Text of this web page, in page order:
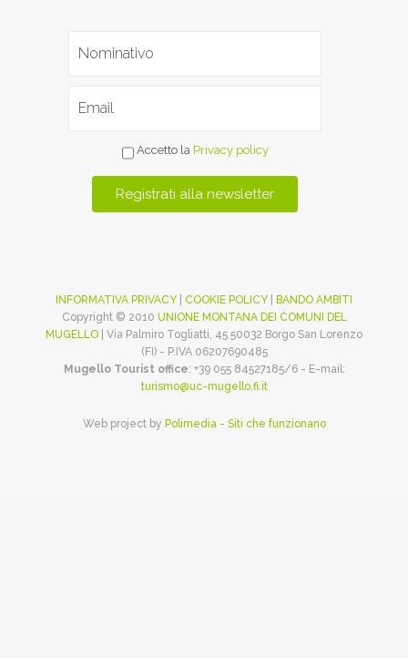
Accetto la Privacy policy
INFORMATIVA PRIVACY COOKIE POLICY
BANDO AMBITI
Copyright © 2010 UNIONE MONTANA DEI COMUNI DEL
MUGELLO | Via Palmiro Togliatti, 45 50032 Borgo San Lorenzo
(FI) - P.IVA 06207690485
Mugello Tourist office: +39 055 84527185/6 - E-mail:
turismo@uc-mugello.fi.it
Web project by Polimedia - Siti che funzionano